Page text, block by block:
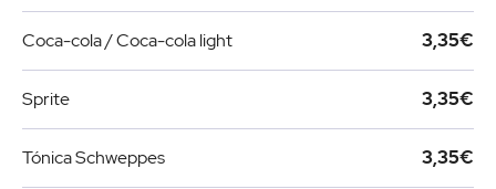
Coca-cola / Coca-cola light 3,35€
Sprite 3,35€
Tónica Schweppes 3,35€